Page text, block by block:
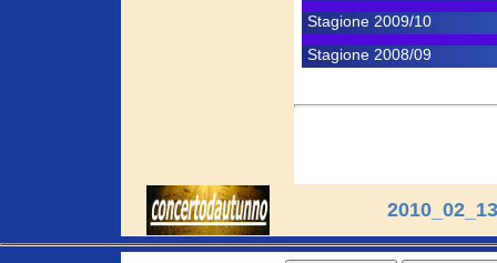
Stagione 2009/10
Stagione 2008/09